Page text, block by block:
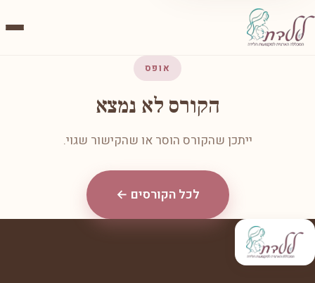
אופס
הקורס לא נמצא
ייתכן שהקורס הוסר או שהקישור שגוי.
לכל הקורסים ←